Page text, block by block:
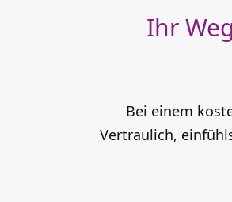
Ihr
Bei einem
Vertraulich,